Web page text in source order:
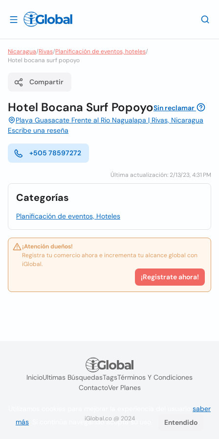
Nicaragua/Rivas/Planificación de eventos, hoteles/
Hotel bocana surf popoyo
Compartir
Hotel Bocana Surf PopoyoSin reclamar
Playa Guasacate Frente al Rio Nagualapa | Rivas, Nicaragua
Escribe una reseña
+505 78597272
Última actualización: 2/13/23, 4:31 PM
Categorías
Planificación de eventos, Hoteles
¡Atención dueños!
Registra tu comercio ahora e incrementa tu alcance global con
iGlobal.
¡Registrate ahora!
InicioUltimas BúsquedasTagsTérminos Y Condiciones
ContactoVer Planes
iGlobal.co @ 2024
saber
más . Si continúa navegando acepta su uso. Entendido